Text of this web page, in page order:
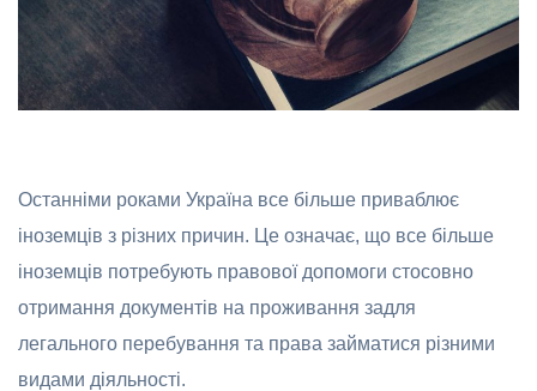
Останніми роками Україна все більше приваблює
іноземців з різних причин. Це означає, що все більше
іноземців потребують правової допомоги стосовно
отримання документів на проживання задля
легального перебування та права займатися різними
видами діяльності.